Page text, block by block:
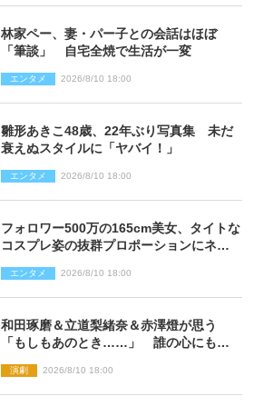
林家ペー、妻・パー子との会話はほぼ
「筆談」 自宅全焼で生活が一変
エンタメ 2026/8/10 18:00
雛形あきこ48歳、22年ぶり写真集 未だ
衰えぬスタイルに「ヤバイ！」
エンタメ 2026/8/10 18:00
フォロワー500万の165cm美女、タイトな
コスプレ姿の抜群プロポーションにネッ
エンタメ 2026/8/10 18:00
和田琢磨＆立道梨緒奈＆赤澤燈が思う
「もしもあのとき……」 誰の心にもあ
思い
演劇 2026/8/10 18:00